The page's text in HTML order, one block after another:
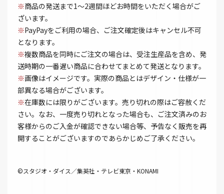
※商品の発送まで1～2週間ほどお時間をいただく場合がご
ざいます。
※PayPayをご利用の場合、ご注文確定後はキャンセル不可
となります。
※複数商品を同時にご注文の場合は、受注生産品を含め、発
送時期の一番遅い商品に合わせてまとめて発送となります。
※画像はイメージです。実際の商品とはデザイン・仕様が一
部異なる場合がございます。
※在庫数には限りがございます。売り切れの際はご容赦くだ
さい。なお、一度売り切れとなった場合も、ご注文済みのお
客様からのご入金が確認できない場合等、予告なく販売を再
開することがございますのであらかじめご了承ください。
©スタジオ・ダイス／集英社・テレビ東京・KONAMI